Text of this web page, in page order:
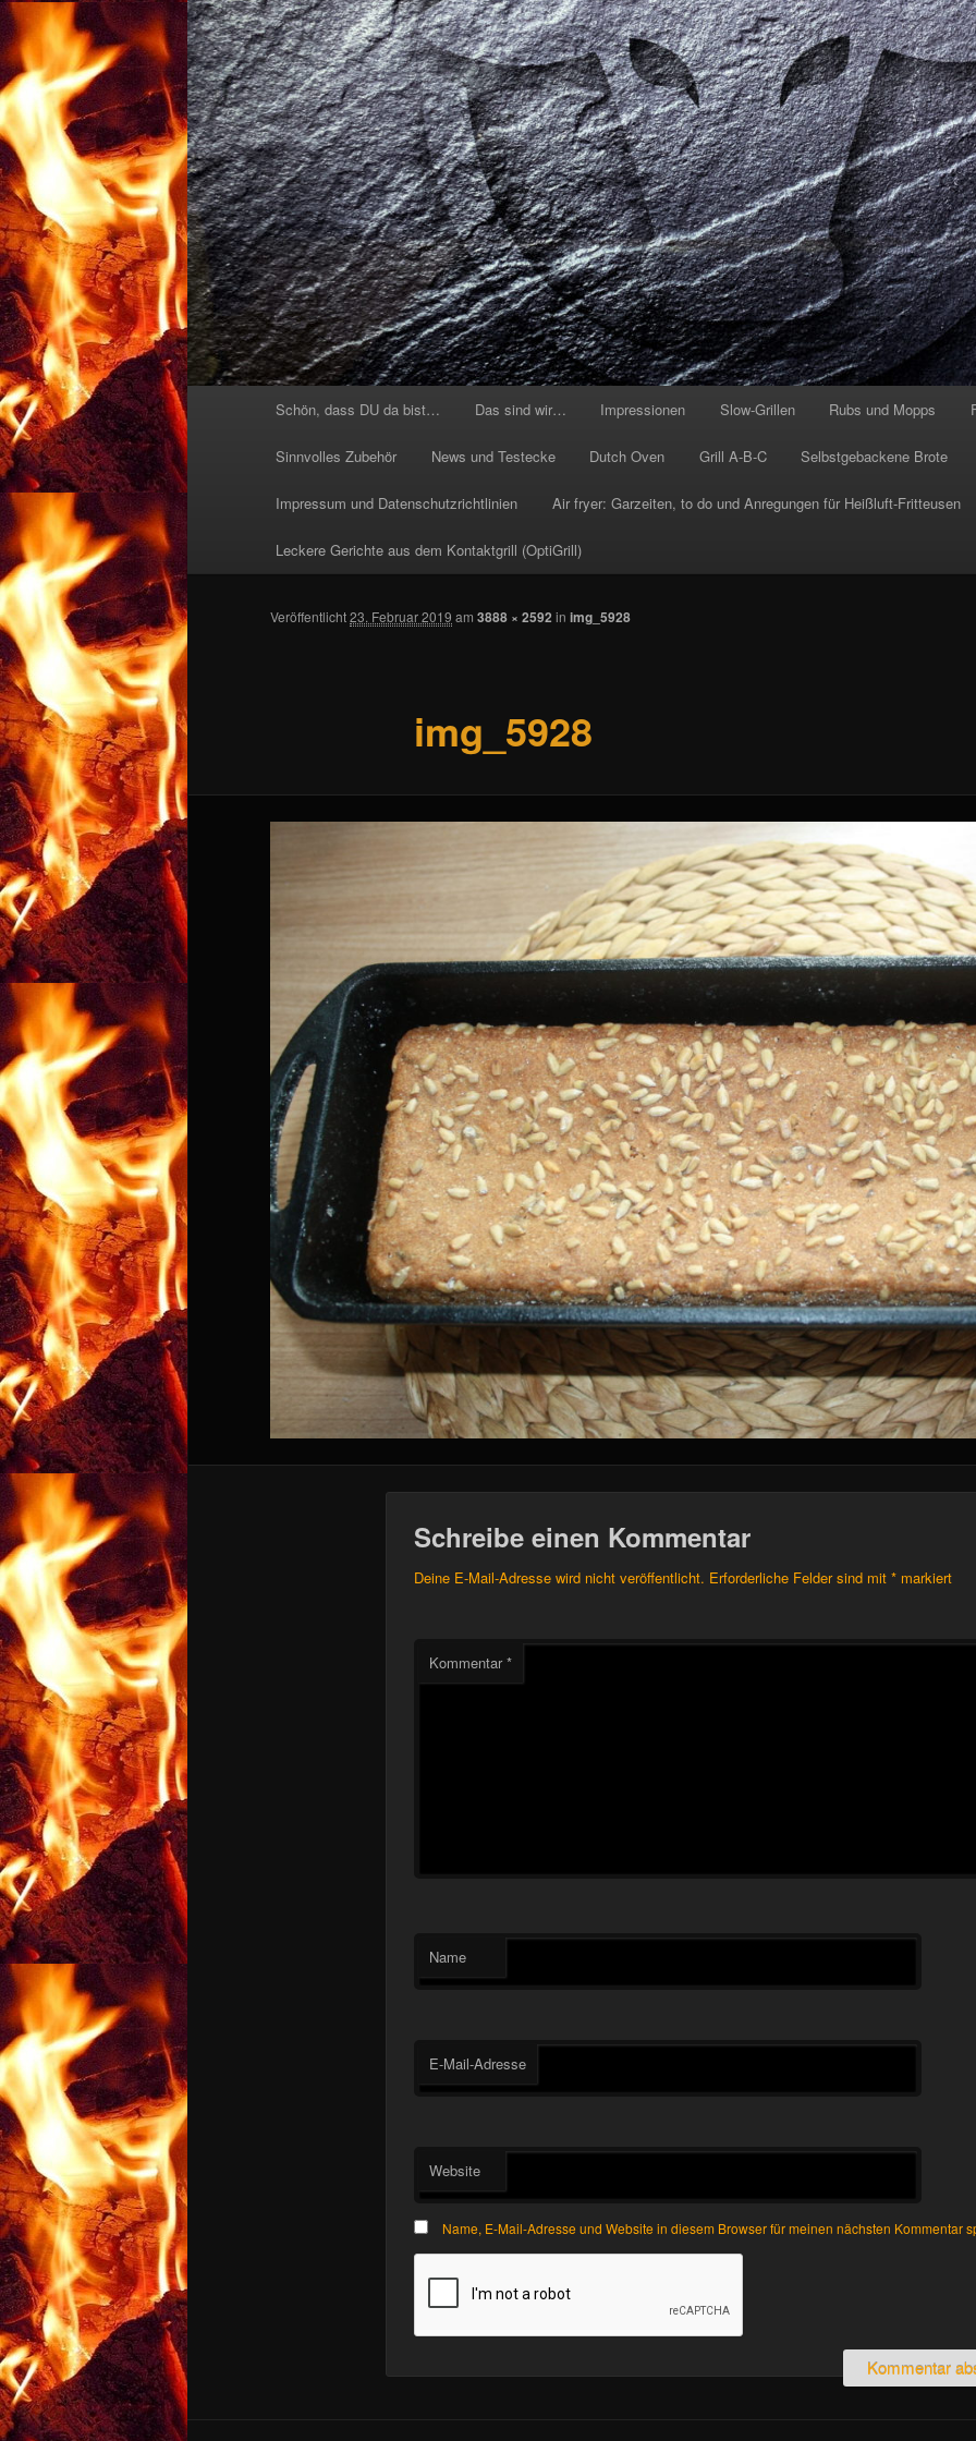
Schön, dass DU da bist… Das sind wir… Impressionen Slow-Grillen Rubs und Mopps
Sinnvolles Zubehör News und Testecke Dutch Oven Grill A-B-C Selbstgebackene Brote
Impressum und Datenschutzrichtlinien Air fryer: Garzeiten, to do und Anregungen für Heißluft-Fritteusen
Leckere Gerichte aus dem Kontaktgrill (OptiGrill)
img_5928
Veröffentlicht23. Februar 2019 am 3888 × 2592 in img_5928
Schreibe einen Kommentar
Deine E-Mail-Adresse wird nicht veröffentlicht. Erforderliche Felder sind mit *markiert
Kommentar*
Name
E-Mail-Adresse
Website
Name, E-Mail-Adresse und Website in diesem Browser für meinen nächsten Kommentar